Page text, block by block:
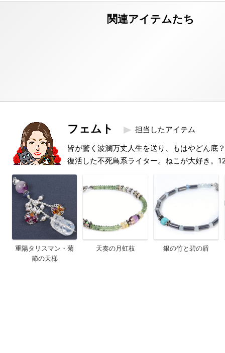
フェムト 担当したアイテム
皆が驚く波瀾万丈人生を送り、もはやどん底
復活した不死鳥系ライター。ねこが大好き。
重陽タリスマン・菊
節の天梯
天奏の月虹枝 銀の竹と碧の盾